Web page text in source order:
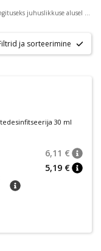
Ostes HAAN kätedesifinteerija, saad teise kingituseks (kingituseks juhuslikkuse alusel Tales of Lotus või Bright Rose).
ja sorteerimine
30 ml
nõuanne
6,11 €
5,19 €